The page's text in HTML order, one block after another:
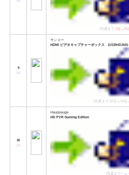
[先週まで:1位 →3位
9
[↓]
サンコー
HDMI ビデオキャプチャーボックス (USBHD368)
[先週まで:10位→16
10
[↑]
Hauppauge
HD PVR Gaming Edition
[先週まで